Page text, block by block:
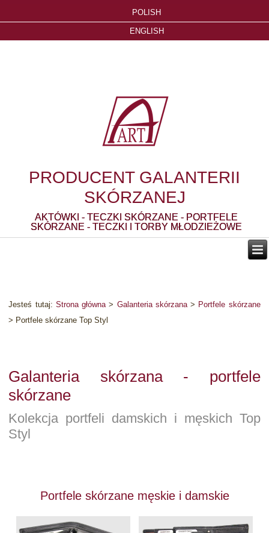
POLISH
ENGLISH
PRODUCENT GALANTERII
SKÓRZANEJ
AKTÓWKI - TECZKI SKÓRZANE - PORTFELE
SKÓRZANE - TECZKI I TORBY MŁODZIEŻOWE
Jesteś tutaj: Strona główna> Galanteria skórzana> Portfele skórzane
> Portfele skórzane Top Styl
Galanteria skórzana - portfele
skórzane
Kolekcja portfeli damskich i męskich Top
Styl
Portfele skórzane męskie i damskie